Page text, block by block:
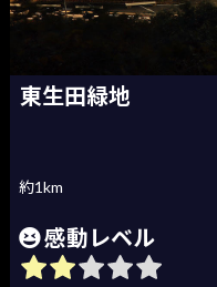
東生田緑地
約1km
感動レベル